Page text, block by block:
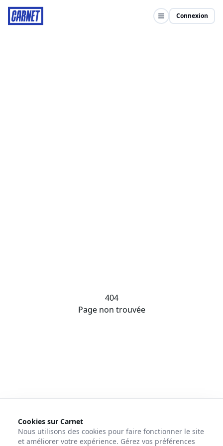
Connexion
404
Page non trouvée
Cookies sur Carnet
Nous utilisons des cookies pour faire fonctionner le site
et améliorer votre expérience. Gérez vos préférences